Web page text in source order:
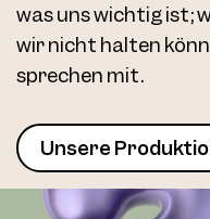
was uns wichtig ist;
wir nicht halten
sprechen mit.
Unsere